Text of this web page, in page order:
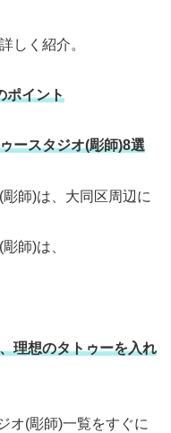
しく紹介。
ポイント
ースタジオ(彫師)8選
師)は、大同区周辺に
師)は、
理想のタトゥーを入れ
オ(彫師)一覧をすぐに